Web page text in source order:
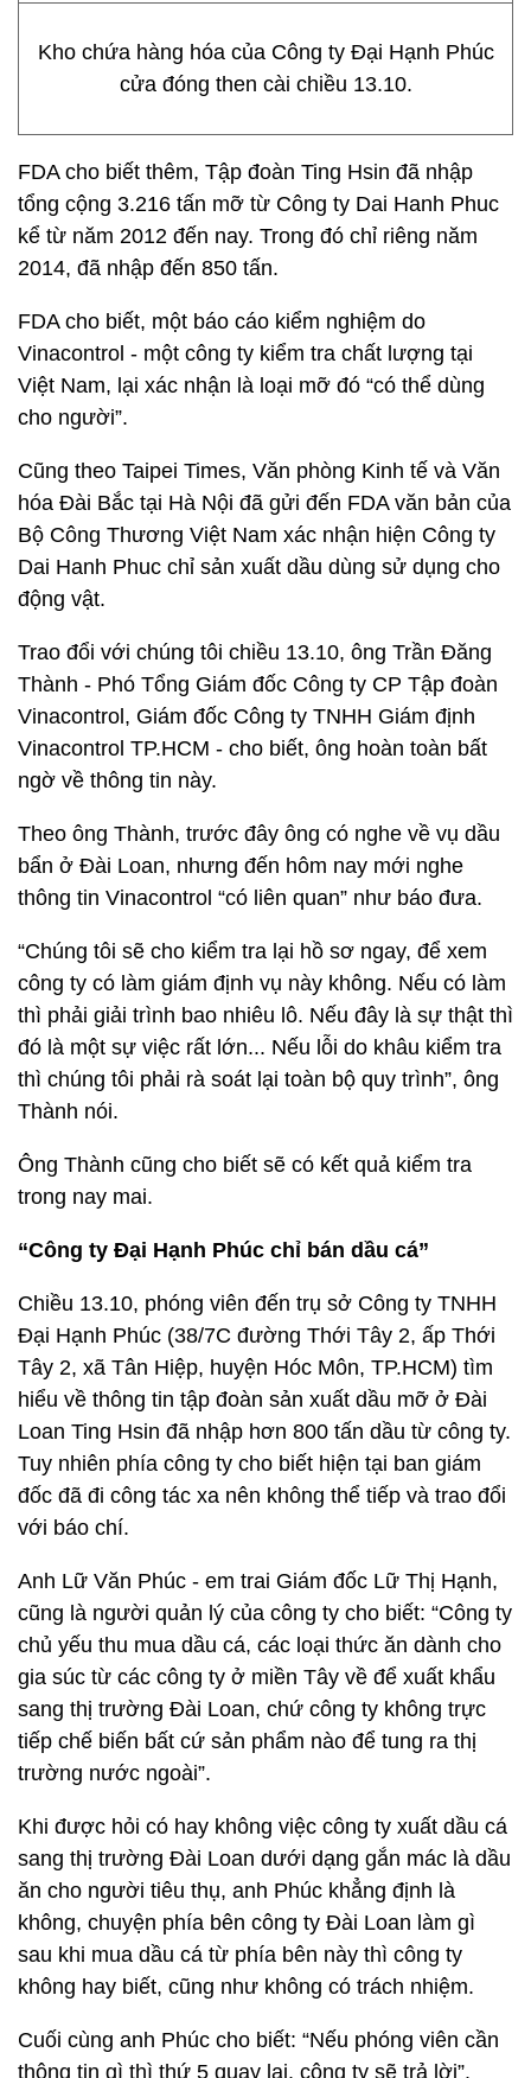
Kho chứa hàng hóa của Công ty Đại Hạnh Phúc
cửa đóng then cài chiều 13.10.
FDA cho biết thêm, Tập đoàn Ting Hsin đã nhập
tổng cộng 3.216 tấn mỡ từ Công ty Dai Hanh Phuc
kể từ năm 2012 đến nay. Trong đó chỉ riêng năm
2014, đã nhập đến 850 tấn.
FDA cho biết, một báo cáo kiểm nghiệm do
Vinacontrol - một công ty kiểm tra chất lượng tại
Việt Nam, lại xác nhận là loại mỡ đó “có thể dùng
cho người”.
Cũng theo Taipei Times, Văn phòng Kinh tế và Văn
hóa Đài Bắc tại Hà Nội đã gửi đến FDA văn bản của
Bộ Công Thương Việt Nam xác nhận hiện Công ty
Dai Hanh Phuc chỉ sản xuất dầu dùng sử dụng cho
động vật.
Trao đổi với chúng tôi chiều 13.10, ông Trần Đăng
Thành - Phó Tổng Giám đốc Công ty CP Tập đoàn
Vinacontrol, Giám đốc Công ty TNHH Giám định
Vinacontrol TP.HCM - cho biết, ông hoàn toàn bất
ngờ về thông tin này.
Theo ông Thành, trước đây ông có nghe về vụ dầu
bẩn ở Đài Loan, nhưng đến hôm nay mới nghe
thông tin Vinacontrol “có liên quan” như báo đưa.
“Chúng tôi sẽ cho kiểm tra lại hồ sơ ngay, để xem
công ty có làm giám định vụ này không. Nếu có làm
thì phải giải trình bao nhiêu lô. Nếu đây là sự thật thì
đó là một sự việc rất lớn... Nếu lỗi do khâu kiểm tra
thì chúng tôi phải rà soát lại toàn bộ quy trình”, ông
Thành nói.
Ông Thành cũng cho biết sẽ có kết quả kiểm tra
trong nay mai.
“Công ty Đại Hạnh Phúc chỉ bán dầu cá”
Chiều 13.10, phóng viên đến trụ sở Công ty TNHH
Đại Hạnh Phúc (38/7C đường Thới Tây 2, ấp Thới
Tây 2, xã Tân Hiệp, huyện Hóc Môn, TP.HCM) tìm
hiểu về thông tin tập đoàn sản xuất dầu mỡ ở Đài
Loan Ting Hsin đã nhập hơn 800 tấn dầu từ công ty.
Tuy nhiên phía công ty cho biết hiện tại ban giám
đốc đã đi công tác xa nên không thể tiếp và trao đổi
với báo chí.
Anh Lữ Văn Phúc - em trai Giám đốc Lữ Thị Hạnh,
cũng là người quản lý của công ty cho biết: “Công ty
chủ yếu thu mua dầu cá, các loại thức ăn dành cho
gia súc từ các công ty ở miền Tây về để xuất khẩu
sang thị trường Đài Loan, chứ công ty không trực
tiếp chế biến bất cứ sản phẩm nào để tung ra thị
trường nước ngoài”.
Khi được hỏi có hay không việc công ty xuất dầu cá
sang thị trường Đài Loan dưới dạng gắn mác là dầu
ăn cho người tiêu thụ, anh Phúc khẳng định là
không, chuyện phía bên công ty Đài Loan làm gì
sau khi mua dầu cá từ phía bên này thì công ty
không hay biết, cũng như không có trách nhiệm.
Cuối cùng anh Phúc cho biết: “Nếu phóng viên cần
thông tin gì thì thứ 5 quay lại. công ty sẽ trả lời”.